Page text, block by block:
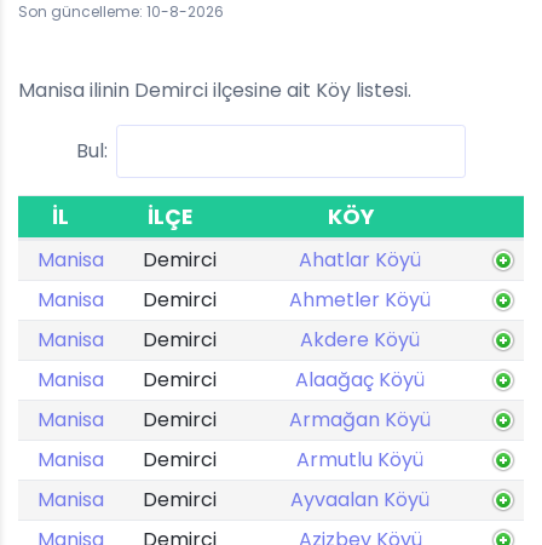
Son güncelleme: 10-8-2026
Manisa ilinin Demirci ilçesine ait Köy listesi.
Bul:
İL İLÇE KÖY
Manisa Demirci
Ahatlar Köyü
Manisa
Demirci
Ahmetler Köyü
Manisa
Demirci
Akdere Köyü
Manisa
Demirci
Alaağaç Köyü
Manisa
Demirci
Armağan Köyü
Manisa
Demirci
Armutlu Köyü
Manisa
Demirci
Ayvaalan Köyü